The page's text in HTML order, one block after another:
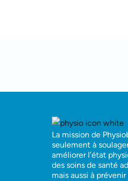
La mission de
seulement à
améliorer l’état
des soins de santé
mais aussi à